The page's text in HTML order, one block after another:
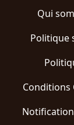
Qui
Politique
Conditions